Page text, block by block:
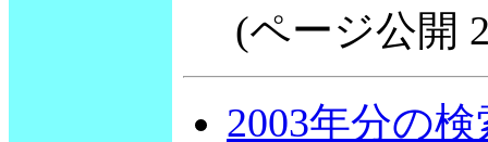
(ページ公開
2003年分の